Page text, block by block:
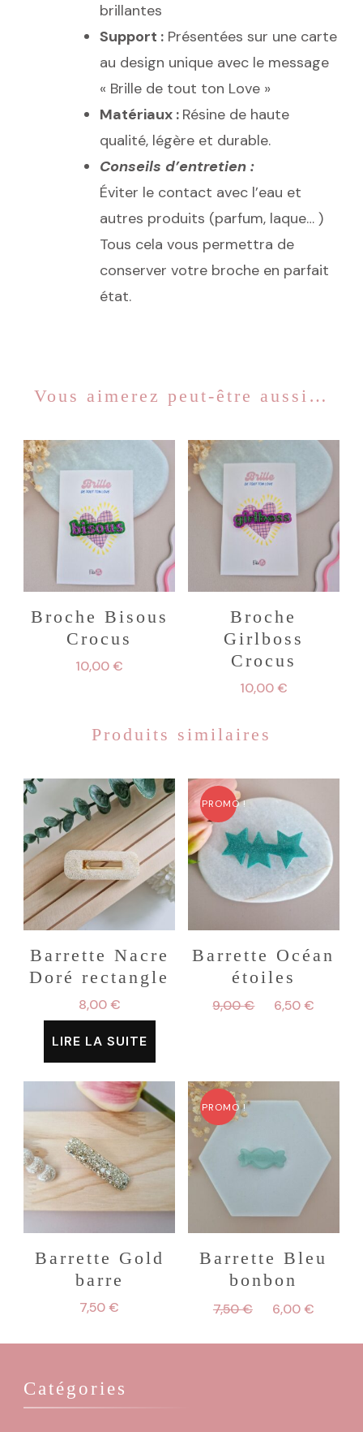
brillantes
Support : Présentées sur une carte
au design unique avec le message
« Brille de tout ton Love »
Matériaux : Résine de haute
qualité, légère et durable.
Conseils d’entretien :
Éviter le contact avec l’eau et
autres produits (parfum, laque… )
Tous cela vous permettra de
conserver votre broche en parfait
état.
Vous aimerez peut-être aussi…
Broche Bisous
Crocus
10,00€
Broche
Girlboss
Crocus
10,00€
Produits similaires
Barrette Nacre
Doré rectangle
8,00€
LIRE LA SUITE
PROMO !
Barrette Océan
étoiles
9,00€
Le
9,00 €.
6,50€
6,50
Barrette Gold
barre
7,50€
PROMO !
Barrette Bleu
bonbon
7,50€
Le
initial
6,00€
actuel
Catégories